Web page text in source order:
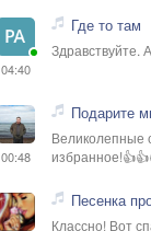
04:40
Где то там
Здравствуйте.
00:48
Подарите
Великолепные
Песенка
Классно! Вот